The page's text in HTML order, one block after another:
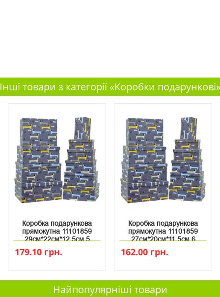
Інші товари з категорії «Коробки
Коробка подарункова
прямокутна 11101859
29см*22см*12.5см 5
179.10 грн.
Коробка подарункова
прямокутна 11101859
27см*20см*11.5см 6
162.00 грн.
Найпопулярніші товари